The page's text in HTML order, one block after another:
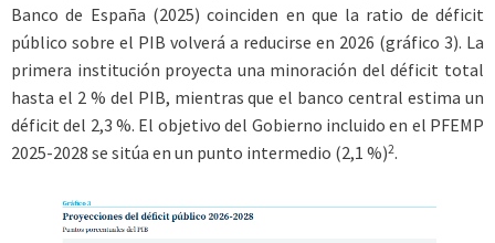
Banco de España (2025) coinciden en que la ratio de déficit
público sobre el PIB volverá a reducirse en 2026 (gráfico 3). La
primera institución proyecta una minoración del déficit total
hasta el 2 % del PIB, mientras que el banco central estima un
déficit del 2,3 %. El objetivo del Gobierno incluido en el PFEMP
2025-2028 se sitúa en un punto intermedio (2,1 %)2.